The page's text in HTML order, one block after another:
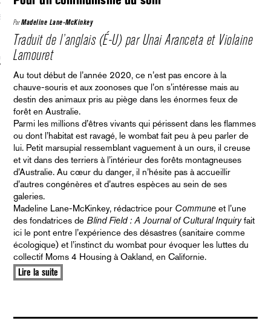
VAGUES
politique et critique de la technologie
ParMadeline Lane-McKinkey
Traduit de l’anglais (É-U) par Unai Aranceta et Violaine
Lamouret
Au tout début de l’année 2020, ce n’est pas encore à la
chauve-souris et aux zoonoses que l’on s’intéresse mais au
destin des animaux pris au piège dans les énormes feux de
forêt en Australie.
Parmi les millions d’êtres vivants qui périssent dans les flammes
ou dont l’habitat est ravagé, le wombat fait peu à peu parler de
lui. Petit marsupial ressemblant vaguement à un ours, il creuse
et vit dans des terriers à l’intérieur des forêts montagneuses
d’Australie. Au cœur du danger, il n’hésite pas à accueillir
d’autres congénères et d’autres espèces au sein de ses
galeries.
Madeline Lane-McKinkey, rédactrice pour Commune et l’une
des fondatrices de Blind Field : A Journal of Cultural Inquiryfait
ici le pont entre l’expérience des désastres (sanitaire comme
écologique) et l’instinct du wombat pour évoquer les luttes du
collectif Moms 4 Housing à Oakland, en Californie.
Lire la suite